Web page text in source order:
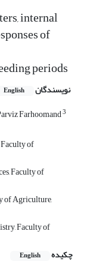
internal
of
periods
نویسندگان English
Farhoomand3
of
Faculty of
of Agriculture,
Faculty of
چکیده
English